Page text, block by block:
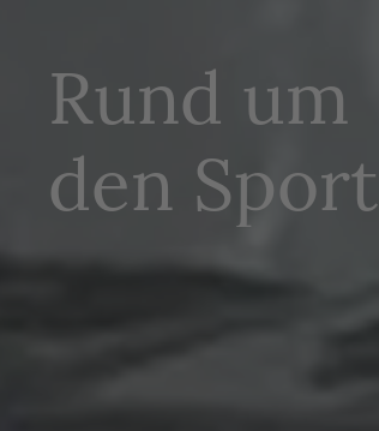
Rund um
den Sport